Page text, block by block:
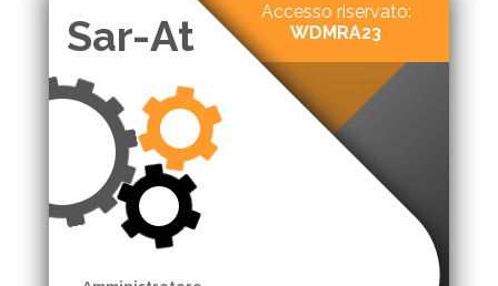
Sar-At
Accesso riservato:
WDMRA23